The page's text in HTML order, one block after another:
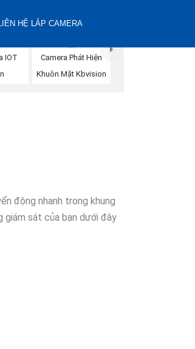
HỆ LẮP CAMERA
IOT
Camera Phát Hiện
Khuôn Mặt Kbvision
động nhanh trong khung
giám sát của bạn dưới đây